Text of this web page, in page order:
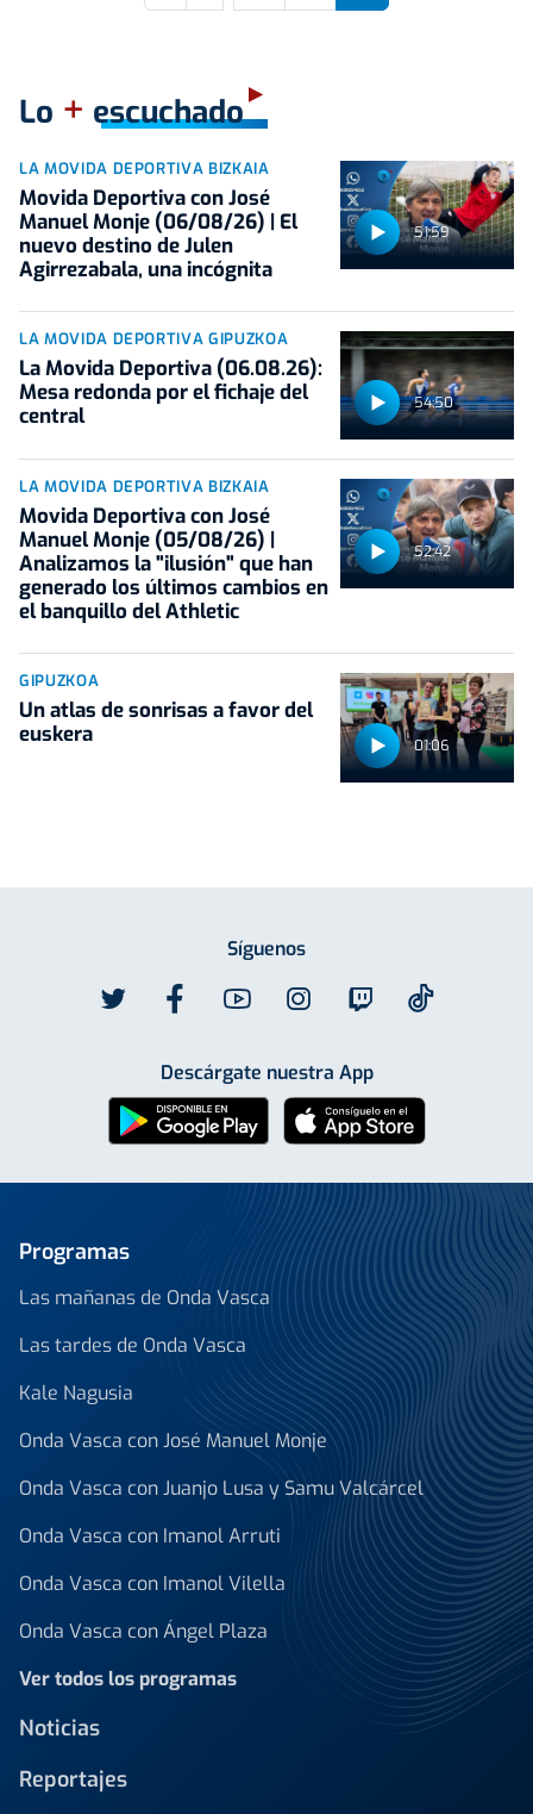
Lo + escuchado
51:59
LA MOVIDA DEPORTIVA BIZKAIA
Movida Deportiva con José
Manuel Monje (06/08/26) | El
nuevo destino de Julen
Agirrezabala, una incógnita
54:50
LA MOVIDA DEPORTIVA GIPUZKOA
La Movida Deportiva (06.08.26):
Mesa redonda por el fichaje del
central
52:42
LA MOVIDA DEPORTIVA BIZKAIA
Movida Deportiva con José
Manuel Monje (05/08/26) |
Analizamos la "ilusión" que han
generado los últimos cambios en
el banquillo del Athletic
01:06
GIPUZKOA
Un atlas de sonrisas a favor del
euskera
Síguenos
Descárgate nuestra App
Programas
Las mañanas de Onda Vasca
Las tardes de Onda Vasca
Kale Nagusia
Onda Vasca con José Manuel Monje
Onda Vasca con Juanjo Lusa y Samu Valcárcel
Onda Vasca con Imanol Arruti
Onda Vasca con Imanol Vilella
Onda Vasca con Ángel Plaza
Ver todos los programas
Noticias
Reportajes